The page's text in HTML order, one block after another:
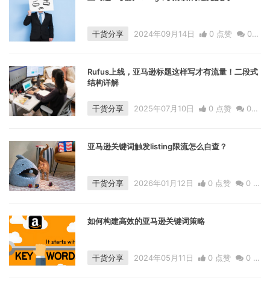
干货分享 2024年09月14日 0 点赞
0
Rufus上线，亚马逊标题这样写才有流量！二段式
结构详解
干货分享 2025年07月10日 0 点赞
0
亚马逊关键词触发listing限流怎么自查？
干货分享 2026年01月12日 0 点赞 0 评
如何构建高效的亚马逊关键词策略
干货分享 2024年05月11日 0 点赞 0 评